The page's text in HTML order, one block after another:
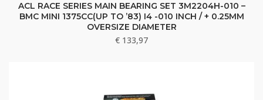
ACL RACE SERIES MAIN BEARING SET 3M2204H-010 –
BMC MINI 1375CC(UP TO ’83) I4 -010 INCH / + 0.25MM
OVERSIZE DIAMETER
€ 133,97